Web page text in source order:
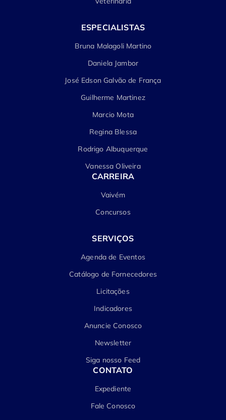
ESPECIALISTAS
Bruna Malagoli Martino
Daniela Jambor
José Edson Galvão de França
Guilherme Martinez
Marcio Mota
Regina Blessa
Rodrigo Albuquerque
Vanessa Oliveira
CARREIRA
Vaivém
Concursos
SERVIÇOS
Agenda de Eventos
Catálogo de Fornecedores
Licitações
Indicadores
Anuncie Conosco
Newsletter
Siga nosso Feed
CONTATO
Expediente
Fale Conosco